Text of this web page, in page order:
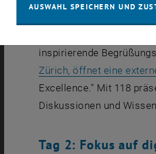
einer Videobotschaft
inspirierende
Zürich, öffnet eine
Excellence." Mit 118
Diskussionen und
Tag 2: Fokus auf
AUSWAHL SPEICHERN UND